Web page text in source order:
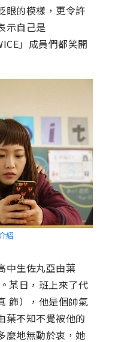
眼的模樣，更令許
示自己是
」成員們都笑開
紹
生佐丸亞由葉
某日，班上來了代
飾），他是個帥氣
葉不知不覺被他的
麼地無動於衷，她